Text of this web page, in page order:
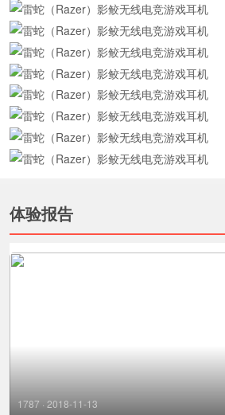
展开更多
体验报告
1787 · 2018-11-13